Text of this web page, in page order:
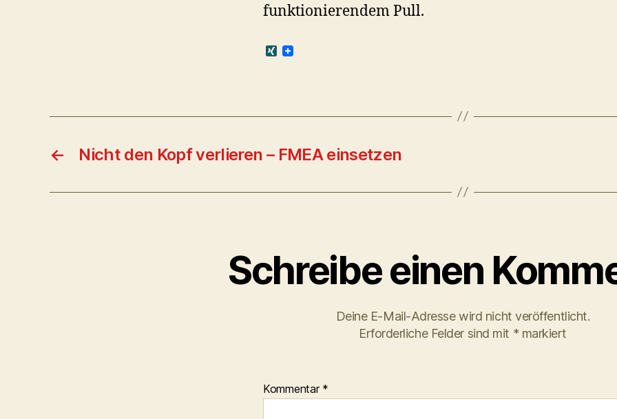
funktionierendem Pull.
X
← Nicht den Kopf verlieren – FMEA einsetzen
Schreibe einen
Deine E-Mail-Adresse wird nicht veröffentlicht.
Erforderliche Felder sind mit *markiert
Kommentar *